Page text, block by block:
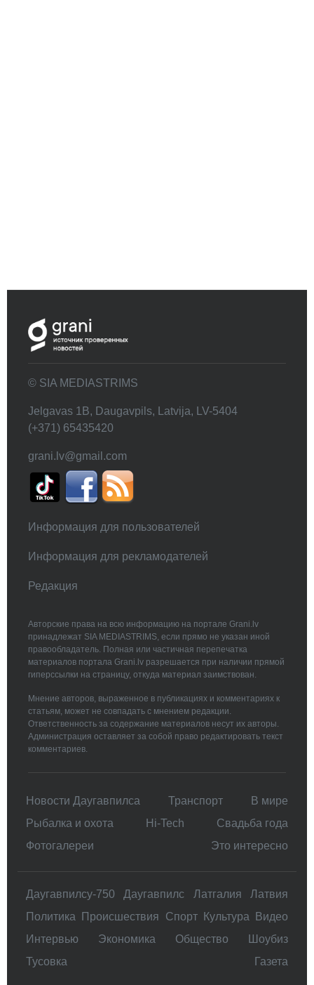
© SIA MEDIASTRIMS
Jelgavas 1B, Daugavpils, Latvija, LV-5404
(+371) 65435420
grani.lv@gmail.com
Информация для пользователей
Информация для рекламодателей
Редакция
Авторские права на всю информацию на портале Grani.lv
принадлежат SIA MEDIASTRIMS, если прямо не указан иной
правообладатель. Полная или частичная перепечатка
материалов портала Grani.lv разрешается при наличии прямой
гиперссылки на страницу, откуда материал заимствован.
Мнение авторов, выраженное в публикациях и комментариях к
статьям, может не совпадать с мнением редакции.
Ответственность за содержание материалов несут их авторы.
Администрация оставляет за собой право редактировать текст
комментариев.
Новости Даугавпилса Транспорт
В мире
Рыбалка и охота
Hi-Tech
Свадьбa года
Фотогалереи
Это интересно
Даугавпилсу-750 Даугавпилс Латгалия
Латвия
Политика
Происшествия Спорт Культура
Видео
Интервью
Экономика Общество
Шоубиз
Тусовка
Газета